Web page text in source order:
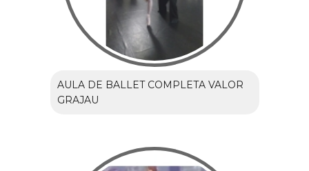
AULA DE BALLET COMPLETA VALOR
GRAJAU